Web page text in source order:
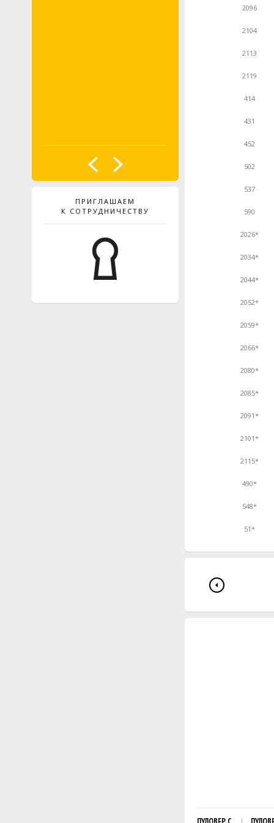
ПРИГЛАШАЕМ
К СОТРУДНИЧЕСТВУ
2096
2104
2113
2119
414
431
452
502
537
590
2026*
2034*
2044*
2052*
2059*
2066*
2080*
2085*
2091*
2101*
2115*
490*
548*
51*